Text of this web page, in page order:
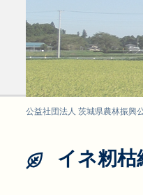
公益社団法人 茨城県農林振興
イネ籾枯